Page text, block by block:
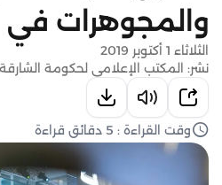
والمجوهرات في
الثلاثاء 1 أكتوبر 2019
نشر: المكتب الإعلامي لحكومة الشارقة
وقت القراءة : 5 دقائق قراءة